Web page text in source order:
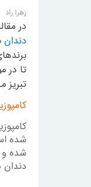
زهرا راد
در
دندان
تا در
تبریز
شده
شده و